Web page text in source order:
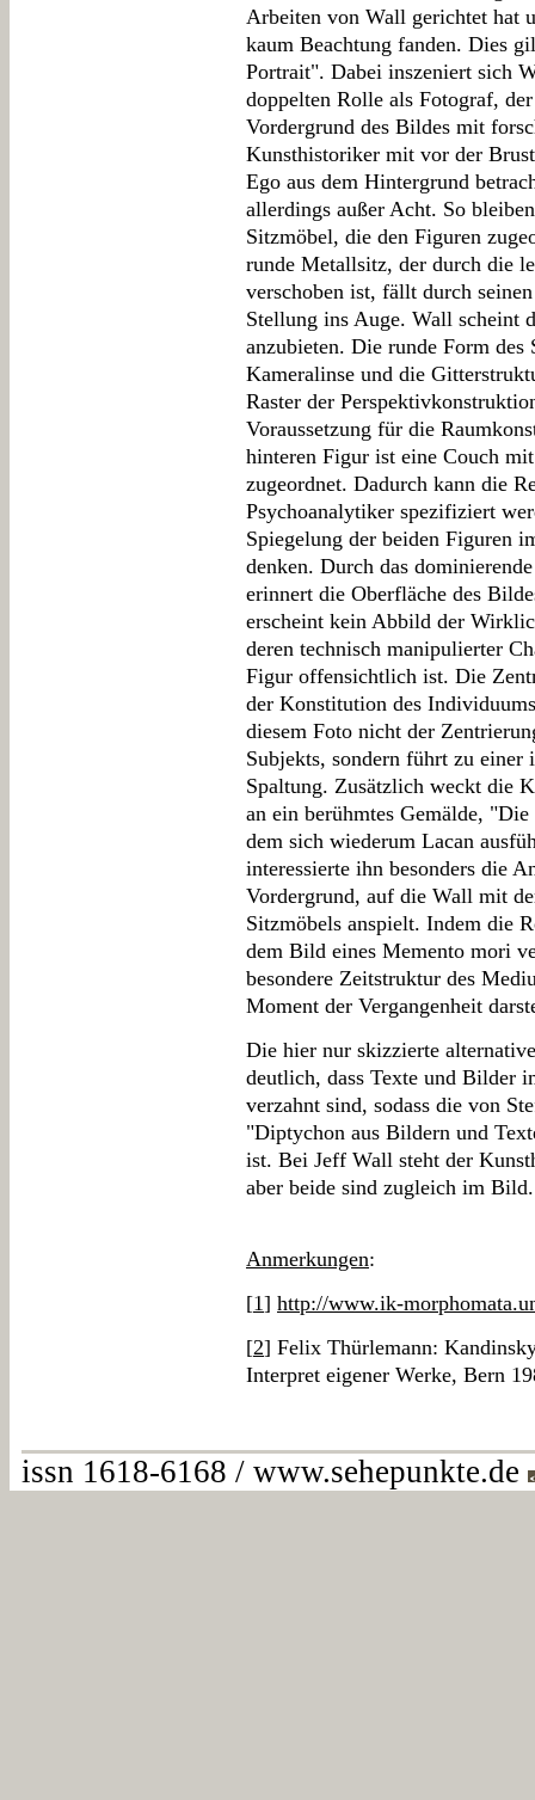
Arbeiten von Wall gerichtet hat
kaum Beachtung fanden. Dies
Portrait". Dabei inszeniert sich
doppelten Rolle als Fotograf,
Vordergrund des Bildes mit
Kunsthistoriker mit vor der
Ego aus dem Hintergrund
allerdings außer Acht. So
Sitzmöbel, die den Figuren
runde Metallsitz, der durch die
verschoben ist, fällt durch
Stellung ins Auge. Wall scheint
anzubieten. Die runde Form
Kameralinse und die
Raster der
Voraussetzung für die
hinteren Figur ist eine Couch
zugeordnet. Dadurch kann die
Psychoanalytiker spezifiziert
Spiegelung der beiden Figuren
denken. Durch das
erinnert die Oberfläche des
erscheint kein Abbild der
deren technisch manipulierter
Figur offensichtlich ist. Die
der Konstitution des
diesem Foto nicht der
Subjekts, sondern führt zu
Spaltung. Zusätzlich weckt die
an ein berühmtes Gemälde,
dem sich wiederum Lacan
interessierte ihn besonders die
Vordergrund, auf die Wall mit
Sitzmöbels anspielt. Indem die
dem Bild eines Memento mori
besondere Zeitstruktur des
Moment der Vergangenheit
Die hier nur skizzierte
deutlich, dass Texte und Bilder
verzahnt sind, sodass die von
"Diptychon aus Bildern und
ist. Bei Jeff Wall steht der
aber beide sind zugleich im Bild.
Anmerkungen:
[1] http://www.ik-
[2] Felix Thürlemann:
Interpret eigener Werke, Bern
issn 1618-6168 / www.sehepunkte.de